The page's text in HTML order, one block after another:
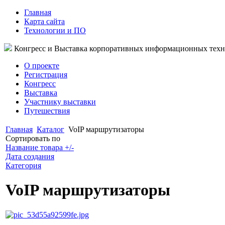
Главная
Карта сайта
Технологии и ПО
Конгресс и Выставка корпоративных информационных
О проекте
Регистрация
Конгресс
Выставка
Участнику выставки
Путешествия
Главная Каталог VoIP маршрутизаторы
Сортировать по
Название товара +/-
Дата создания
Категория
VoIP маршрутизаторы